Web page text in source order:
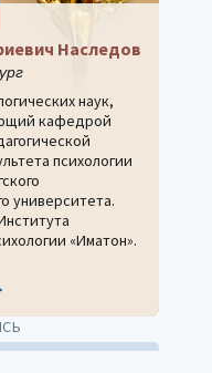
Наследов
наук,
кафедрой
психологии
университета.
«Иматон».